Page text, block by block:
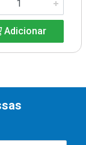
Adicionar